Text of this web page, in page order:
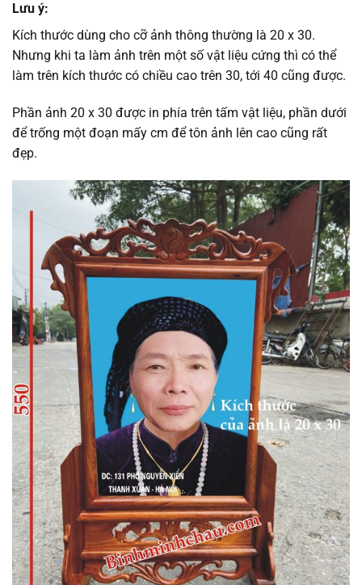
Lưu ý:
Kích thước dùng cho cỡ ảnh thông thường là 20 x 30.
Nhưng khi ta làm ảnh trên một số vật liệu cứng thì có thể
làm trên kích thước có chiều cao trên 30, tới 40 cũng được.
Phần ảnh 20 x 30 được in phía trên tấm vật liệu, phần dưới
để trống một đoạn mấy cm để tôn ảnh lên cao cũng rất
đẹp.